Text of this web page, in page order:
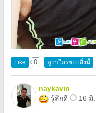
Like 0 ดูว่าใครชอบสิ่งนี้
naykavin
รู้สึกดี
16 มิ